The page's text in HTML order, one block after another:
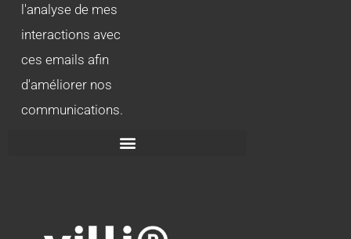
l'analyse de mes
interactions avec
ces emails afin
d'améliorer nos
communications.